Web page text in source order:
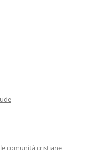
comunità cristiane